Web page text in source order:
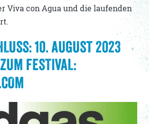
Viva con Agua und die laufenden
10. AUGUST 2023
FESTIVAL: